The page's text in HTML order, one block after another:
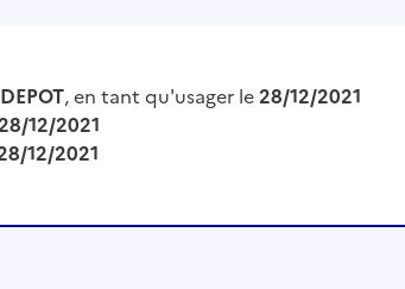
, en tant qu'usager le28/12/2021
12/2021
12/2021